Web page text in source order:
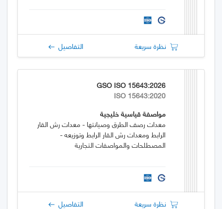
نظرة سريعة التفاصيل
GSO ISO 15643:2026
ISO 15643:2020
مواصفة قياسية خليجية
معدات رصف الطرق وصيانتها - معدات رش القار
الرابط ومعدات رش القار الرابط وتوزيعه -
المصطلحات والمواصفات التجارية
نظرة سريعة التفاصيل